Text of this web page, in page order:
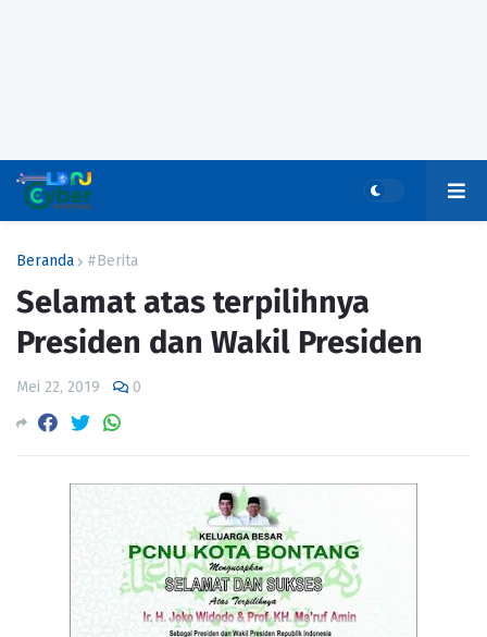
Beranda #Berita
Selamat atas terpilihnya
Presiden dan Wakil Presiden
Mei 22, 2019 0